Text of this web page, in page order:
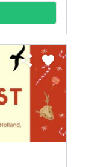
share favorite